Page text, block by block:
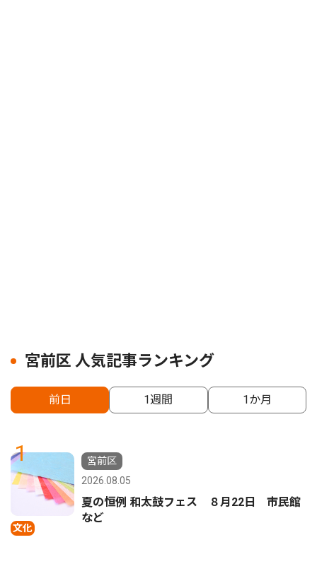
宮前区 人気記事ランキング
前日 1週間 1か月
1
文化
宮前区
2026.08.05
夏の恒例 和太鼓フェス ８月22日 市民館
など